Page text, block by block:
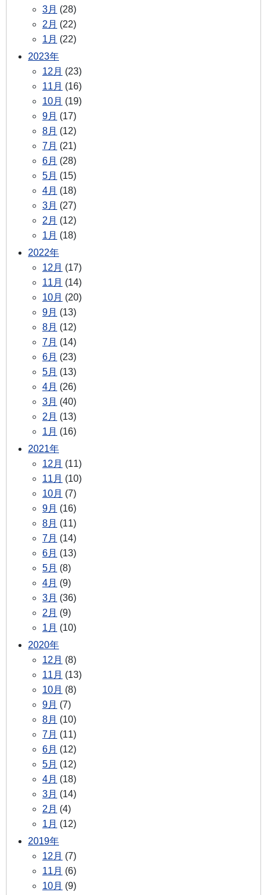
3月 (28)
2月 (22)
1月 (22)
2023年
12月 (23)
11月 (16)
10月 (19)
9月 (17)
8月 (12)
7月 (21)
6月 (28)
5月 (15)
4月 (18)
3月 (27)
2月 (12)
1月 (18)
2022年
12月 (17)
11月 (14)
10月 (20)
9月 (13)
8月 (12)
7月 (14)
6月 (23)
5月 (13)
4月 (26)
3月 (40)
2月 (13)
1月 (16)
2021年
12月 (11)
11月 (10)
10月 (7)
9月 (16)
8月 (11)
7月 (14)
6月 (13)
5月 (8)
4月 (9)
3月 (36)
2月 (9)
1月 (10)
2020年
12月 (8)
11月 (13)
10月 (8)
9月 (7)
8月 (10)
7月 (11)
6月 (12)
5月 (12)
4月 (18)
3月 (14)
2月 (4)
1月 (12)
2019年
12月 (7)
11月 (6)
10月 (9)